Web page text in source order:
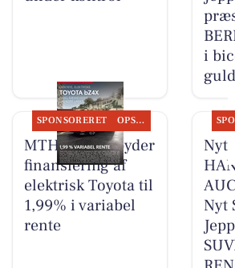
i
guld
SPONSORERET OPSLAGSTAVLEN
MTH Biler tilbyder
finansiering af
elektrisk Toyota til
1,99% i variabel
rente
Nyt
Nyt